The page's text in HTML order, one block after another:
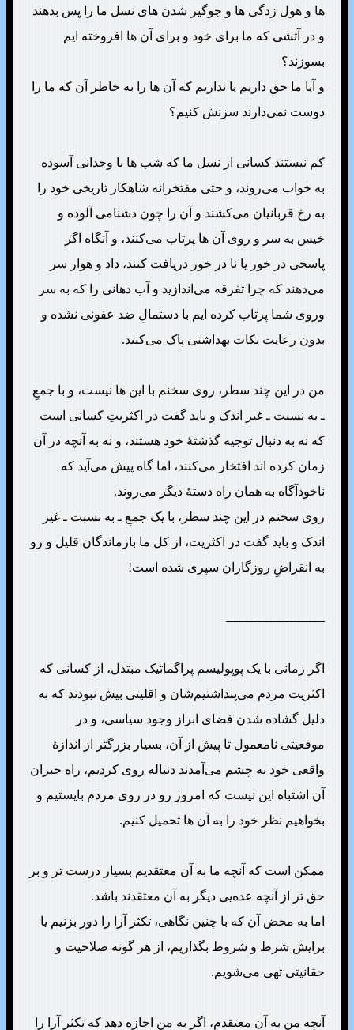
ها و هول زدگی ها و جوگیر شدن های نسل ما را پس بدهند
و در آتشی که ما برای خود و برای آن ها افروخته ایم
بسوزند؟
و آیا ما حق داریم یا نداریم که آن ها را به خاطر آن که ما را
دوست نمی‌دارند سزنش کنیم؟
کم نیستند کسانی از نسل ما که شب ها با وجدانی آسوده
به خواب می‌روند، و حتی مفتخرانه شاهکار تاریخی خود را
به رخ قربانیان می‌کشند و آن را چون دشنامی آلوده و
خیس به سر و روی آن ها پرتاب می‌کنند، و آنگاه اگر
پاسخی در خور یا نا در خور دریافت کنند، داد و هوار سر
می‌دهند که چرا تفرقه می‌اندازید و آب دهانی را که به سر
وروی شما پرتاب کرده ایم با دستمالِ ضد عفونی نشده و
بدون رعایت نکات بهداشتی پاک می‌کنید.
من در این چند سطر، روی سخنم با این ها نیست، و با جمعِ
ـ به نسبت ـ غیر اندک و باید گفت در اکثریتِ کسانی است
که نه به دنبال توجیه گذشتهٔ خود هستند، و نه به آنچه در آن
زمان کرده اند افتخار می‌کنند، اما گاه پیش می‌آید که
ناخودآگاه به همان راه دستهٔ دیگر می‌روند.
روی سخنم در این چند سطر، با یک جمعِ ـ به نسبت ـ غیر
اندک و باید گفت در اکثریت، از کل ما بازماندگان قلیل و رو
به انقراضِ روزگاران سپری شده است!
ـــــــــــــــــــــــــ
اگر زمانی با یک پوپولیسم پراگماتیک مبتذل، از کسانی که
اکثریت مردم می‌پنداشتیم‌شان و اقلیتی بیش نبودند که به
دلیل گشاده شدن فضای ابراز وجود سیاسی، و در
موقعیتی نامعمول تا پیش از آن، بسیار بزرگتر از اندازهٔ
واقعی خود به چشم می‌آمدند دنباله روی کردیم، راه جبران
آن اشتباه این نیست که امروز رو در روی مردم بایستیم و
بخواهیم نظر خود را به آن ها تحمیل کنیم.
ممکن است که آنچه ما به آن معتقدیم بسیار درست تر و بر
حق تر از آنچه عده‌یی دیگر به آن معتقدند باشد.
اما به محض آن که با چنین نگاهی، تکثر آرا را دور بزنیم یا
برایش شرط و شروط بگذاریم، از هر گونه صلاحیت و
حقانیتی تهی می‌شویم.
آنچه من به آن معتقدم، اگر به من اجازه دهد که تکثر آرا را